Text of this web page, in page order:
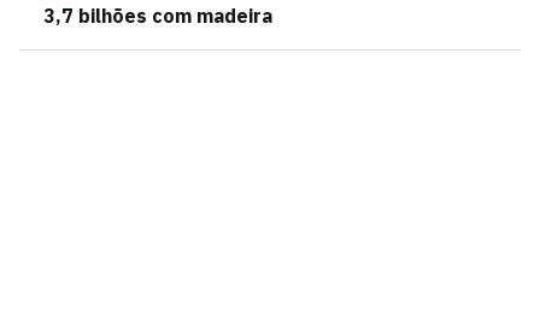
3,7 bilhões com madeira